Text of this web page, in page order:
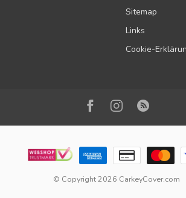
Sitemap
Links
Cookie-
© Copyright 2026 CarkeyCover.com